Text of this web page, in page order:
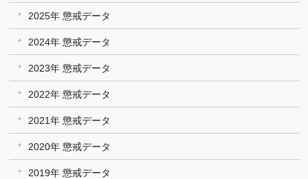
2025年 懲戒データ
2024年 懲戒データ
2023年 懲戒データ
2022年 懲戒データ
2021年 懲戒データ
2020年 懲戒データ
2019年 懲戒データ